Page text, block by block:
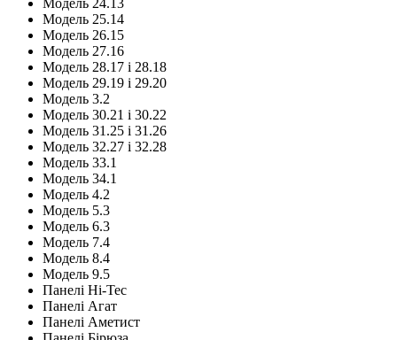
Модель 24.13
Модель 25.14
Модель 26.15
Модель 27.16
Модель 28.17 і 28.18
Модель 29.19 і 29.20
Модель 3.2
Модель 30.21 і 30.22
Модель 31.25 і 31.26
Модель 32.27 і 32.28
Модель 33.1
Модель 34.1
Модель 4.2
Модель 5.3
Модель 6.3
Модель 7.4
Модель 8.4
Модель 9.5
Панелі Hi-Tec
Панелі Агат
Панелі Аметист